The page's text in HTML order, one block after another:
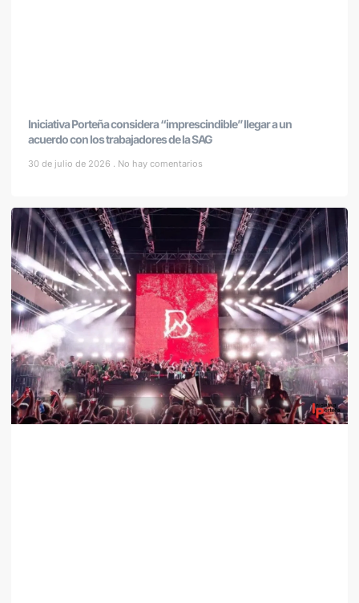
Iniciativa Porteña considera “imprescindible” llegar a un
acuerdo con los trabajadores de la SAG
30 de julio de 2026 No hay comentarios